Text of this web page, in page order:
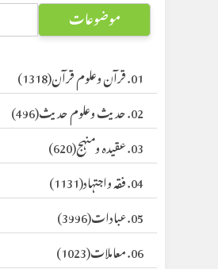
موضوعات
01. قرآن وعلوم قرآن
(1318)
02. حدیث وعلوم حدیث
(496)
03. عقیدہ ومنہج
(620)
04. فقہ واجتہاد
(1131)
05. عبادات
(3996)
06. معاملات
(1023)